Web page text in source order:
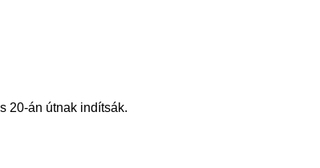
20-án útnak indítsák.